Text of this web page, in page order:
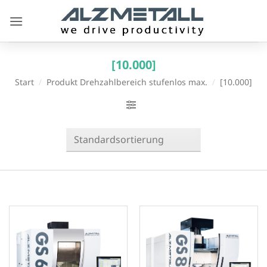
Inhalt
[10.000]
Start / Produkt Drehzahlbereich stufenlos max. / [10.000]
ACHSENANZAHL
3-Achsenbearbeitung
5-Achsenbearbeitung (3)